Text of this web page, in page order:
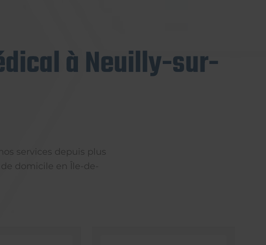
à Neuilly-sur-
services depuis plus
domicile en Île-de-